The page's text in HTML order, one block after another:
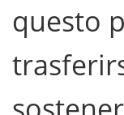
questo